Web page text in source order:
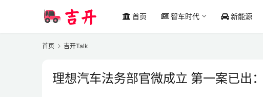
首页 智车时代 新能源
首页 吉开Talk
理想汽车法务部官微成立 第一案已出